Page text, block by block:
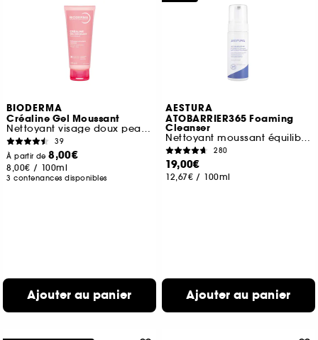
BIODERMA
Créaline Gel Moussant
Nettoyant visage doux peaux sensibles à intolérantes
39
À partir de8,00€
8,00€ / 100ml
3 contenances disponibles
Ajouter au panier
AESTURA
ATOBARRIER365 Foaming
Cleanser
Nettoyant moussant équilibre du pH
280
19,00€
12,67€ / 100ml
Ajouter au panier